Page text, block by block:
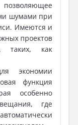
позволяющее
шумами при
Имеются и
проектов
таких, как
экономии
функция
особенно
где